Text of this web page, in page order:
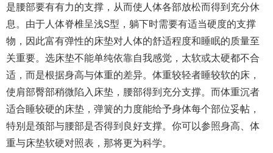
是腰部要有有力的支撑，从而使人体各部放松而得到充分休
息。由于人体脊椎呈浅S型，躺下时需要有适当硬度的支撑
物，因此富有弹性的床垫对人体的舒适程度和睡眠的质量至
关重要。选床垫不能单纯依靠自我感觉，太软或太硬都不合
适，而是根据身高与体重的差异。体重较轻者睡较软的床，
使肩部臀部稍微陷入床垫，腰部得到充分支撑。而体重沉者
适合睡较硬的床垫，弹簧的力度能给予身体每个部位妥帖，
特别是颈部与腰部是否得到良好支撑。你可以参照身高、体
重与床垫软硬对照表，那将更为科学。